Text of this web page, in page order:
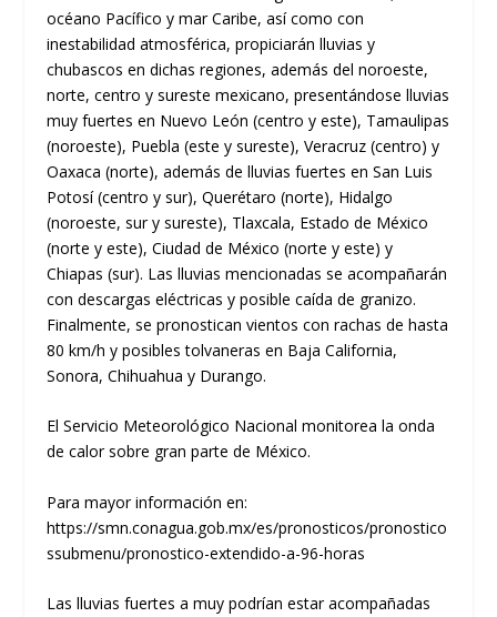
océano Pacífico y mar Caribe, así como con
inestabilidad atmosférica, propiciarán lluvias y
chubascos en dichas regiones, además del noroeste,
norte, centro y sureste mexicano, presentándose lluvias
muy fuertes en Nuevo León (centro y este), Tamaulipas
(noroeste), Puebla (este y sureste), Veracruz (centro) y
Oaxaca (norte), además de lluvias fuertes en San Luis
Potosí (centro y sur), Querétaro (norte), Hidalgo
(noroeste, sur y sureste), Tlaxcala, Estado de México
(norte y este), Ciudad de México (norte y este) y
Chiapas (sur). Las lluvias mencionadas se acompañarán
con descargas eléctricas y posible caída de granizo.
Finalmente, se pronostican vientos con rachas de hasta
80 km/h y posibles tolvaneras en Baja California,
Sonora, Chihuahua y Durango.
El Servicio Meteorológico Nacional monitorea la onda
de calor sobre gran parte de México.
Para mayor información en:
https://smn.conagua.gob.mx/es/pronosticos/pronostico
ssubmenu/pronostico-extendido-a-96-horas
Las lluvias fuertes a muy podrían estar acompañadas